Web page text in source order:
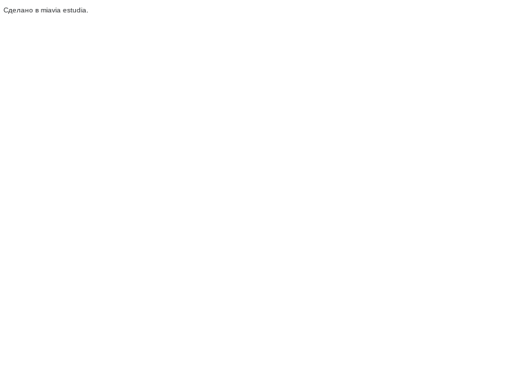
Сделано в miavia estudia.